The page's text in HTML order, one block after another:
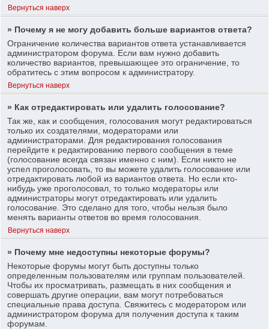
Вернуться наверх
» Почему я не могу добавить больше вариантов ответа?
Ограничение количества вариантов ответа устанавливается
администратором форума. Если вам нужно добавить
количество вариантов, превышающее это ограничение, то
обратитесь с этим вопросом к администратору.
Вернуться наверх
» Как отредактировать или удалить голосование?
Так же, как и сообщения, голосования могут редактироваться
только их создателями, модераторами или
администраторами. Для редактирования голосования
перейдите к редактированию первого сообщения в теме
(голосование всегда связан именно с ним). Если никто не
успел проголосовать, то вы можете удалить голосование или
отредактировать любой из вариантов ответа. Но если кто-
нибудь уже проголосовал, то только модераторы или
администраторы могут отредактировать или удалить
голосование. Это сделано для того, чтобы нельзя было
менять варианты ответов во время голосования.
Вернуться наверх
» Почему мне недоступны некоторые форумы?
Некоторые форумы могут быть доступны только
определенным пользователям или группам пользователей.
Чтобы их просматривать, размещать в них сообщения и
совершать другие операции, вам могут потребоваться
специальные права доступа. Свяжитесь с модератором или
администратором форума для получения доступа к таким
форумам.